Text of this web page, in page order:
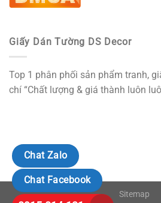
Giấy Dán Tường DS Decor
Top 1 phân phối sản phẩm tranh,
chí “Chất lượng & giá thành luôn
Sitemap
Chat Zalo
Chat Facebook